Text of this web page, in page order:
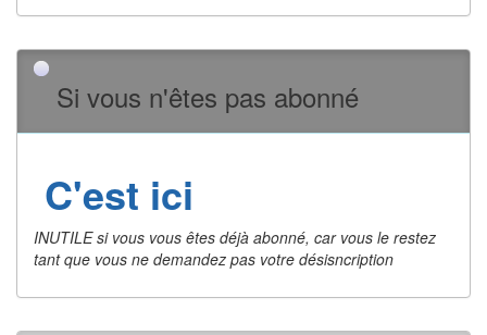
Si vous n'êtes pas abonné
C'est ici
INUTILE si vous vous êtes déjà abonné, car vous le restez
tant que vous ne demandez pas votre désisncription